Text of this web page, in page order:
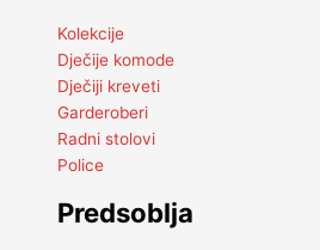
Kolekcije
Dječije komode
Dječiji kreveti
Garderoberi
Radni stolovi
Police
Predsoblja